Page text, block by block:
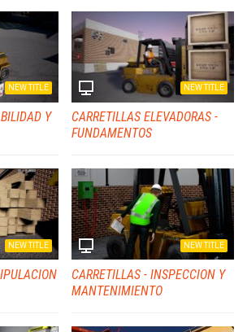
Y
NEW TITLE
CARRETILLAS ELEVADORAS -
FUNDAMENTOS
NEW TITLE
NEW TITLE
CARRETILLAS - INSPECCION Y
MANTENIMIENTO
NEW TITLE